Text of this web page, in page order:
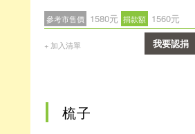
參考市售價 1580元 捐款額 1560元
+ 加入清單 我要認捐
梳子